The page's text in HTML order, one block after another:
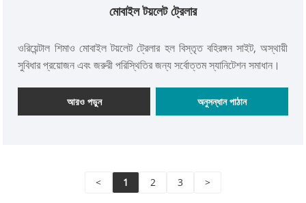
মোবাইল টয়লেট ট্রেলার
ওরিয়েন্টাল শিমাও মোবাইল টয়লেট ট্রেলার হল বিস্তৃত বহিরঙ্গন সাইট, অস্থায়ী
সুবিধার প্রয়োজন এবং জরুরী পরিস্থিতির জন্য সর্বোত্তম স্যানিটেশন সমাধান।
আরও পড়ুন অনুসন্ধান পাঠান
< 1 2 3 >